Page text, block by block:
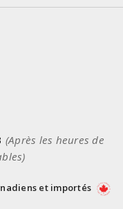
(Après les heures de
et importés